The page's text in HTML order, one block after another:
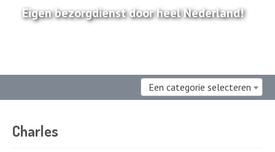
Eigen bezorgdienst door heel Nederland!
Een categorie selecteren
Charles